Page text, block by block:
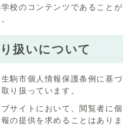
校のコンテンツであることが
扱いについて
駒市個人情報保護条例に基づ
り扱っています。
サイトにおいて、閲覧者に個
の提供を求めることはありま